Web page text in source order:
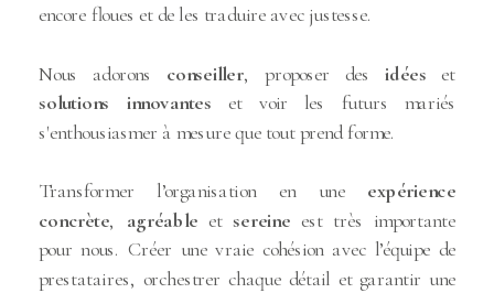
encore floues et de les traduire avec justesse.
Nous adorons conseiller, proposer des idées et
solutions innovantes et voir les futurs mariés
s'enthousiasmer à mesure que tout prend forme.
Transformer l’organisation en une expérience
concrète, agréable etsereine est très importante
pour nous. Créer une vraie cohésion avec l’équipe de
prestataires, orchestrer chaque détail et garantir une